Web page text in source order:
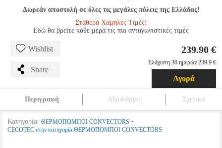
Δωρεάν αποστολή σε όλες τις μεγάλες πόλεις της Ελλάδας!
Σταθερά Χαμηλές Τιμές!
Εδώ θα βρείτε κάθε μέρα τις πιο ανταγωνιστικές τιμές
Wishlist
Share
239.90 €
Ελάχιστη 30 ημερών 239.9 €
Αγορά
Περιγραφή Αξιολόγηση Σχετικά
Κατηγορία: ΘΕΡΜΟΠΟΜΠΟΙ CONVECTORS •
CECOTEC στην κατηγορία ΘΕΡΜΟΠΟΜΠΟΙ CONVECTORS